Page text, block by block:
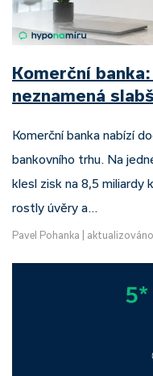
Komerční
neznamená
Komerční banka nabízí
bankovního trhu. Na
klesl zisk na 8,5 miliardy
rostly úvěry a…
Pavel Pohanka